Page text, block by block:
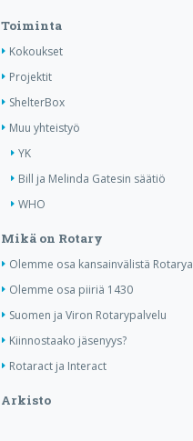
Toiminta
Kokoukset
Projektit
ShelterBox
Muu yhteistyö
YK
Bill ja Melinda Gatesin säätiö
WHO
Mikä on Rotary
Olemme osa kansainvälistä Rotarya
Olemme osa piiriä 1430
Suomen ja Viron Rotarypalvelu
Kiinnostaako jäsenyys?
Rotaract ja Interact
Arkisto